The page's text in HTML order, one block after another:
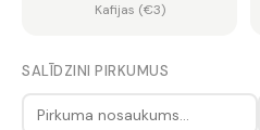
Kafijas (€3)
SALĪDZINI PIRKUMUS